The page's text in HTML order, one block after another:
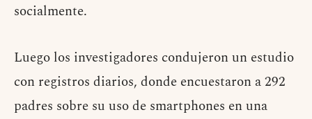
socialmente.
Luego los investigadores condujeron un estudio
con registros diarios, donde encuestaron a 292
padres sobre su uso de smartphones en una